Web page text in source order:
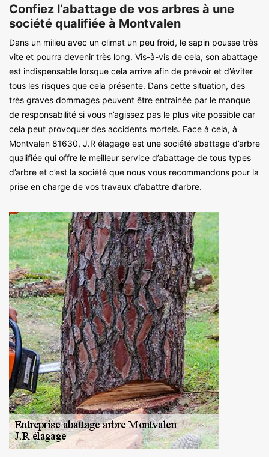
Confiez l’abattage de vos arbres à une
société qualifiée à Montvalen
Dans un milieu avec un climat un peu froid, le sapin pousse très
vite et pourra devenir très long. Vis-à-vis de cela, son abattage
est indispensable lorsque cela arrive afin de prévoir et d’éviter
tous les risques que cela présente. Dans cette situation, des
très graves dommages peuvent être entrainée par le manque
de responsabilité si vous n’agissez pas le plus vite possible car
cela peut provoquer des accidents mortels. Face à cela, à
Montvalen 81630, J.R élagage est une société abattage d’arbre
qualifiée qui offre le meilleur service d’abattage de tous types
d’arbre et c’est la société que nous vous recommandons pour la
prise en charge de vos travaux d’abattre d’arbre.